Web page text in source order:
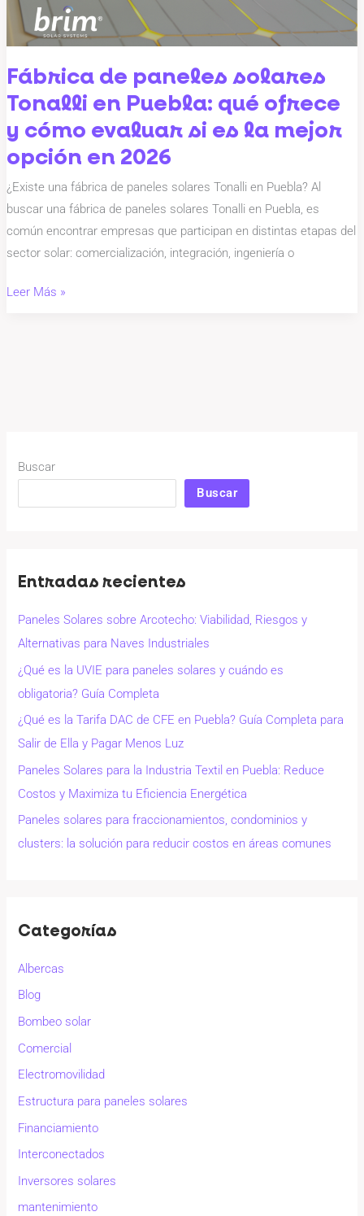
Fábrica de paneles solares
Tonalli en Puebla: qué ofrece
y cómo evaluar si es la mejor
opción en 2026
¿Existe una fábrica de paneles solares Tonalli en Puebla? Al
buscar una fábrica de paneles solares Tonalli en Puebla, es
común encontrar empresas que participan en distintas etapas del
sector solar: comercialización, integración, ingeniería o
Puebla:
qué
ofrece
y
cómo
evaluar
si
es
la
mejor
opción
Leer Más »
Buscar
Buscar
Entradas recientes
Paneles Solares sobre Arcotecho: Viabilidad, Riesgos y
Alternativas para Naves Industriales
¿Qué es la UVIE para paneles solares y cuándo es
obligatoria? Guía Completa
¿Qué es la Tarifa DAC de CFE en Puebla? Guía Completa para
Salir de Ella y Pagar Menos Luz
Paneles Solares para la Industria Textil en Puebla: Reduce
Costos y Maximiza tu Eficiencia Energética
Paneles solares para fraccionamientos, condominios y
clusters: la solución para reducir costos en áreas comunes
Categorías
Albercas
Blog
Bombeo solar
Comercial
Electromovilidad
Estructura para paneles solares
Financiamiento
Interconectados
Inversores solares
mantenimiento